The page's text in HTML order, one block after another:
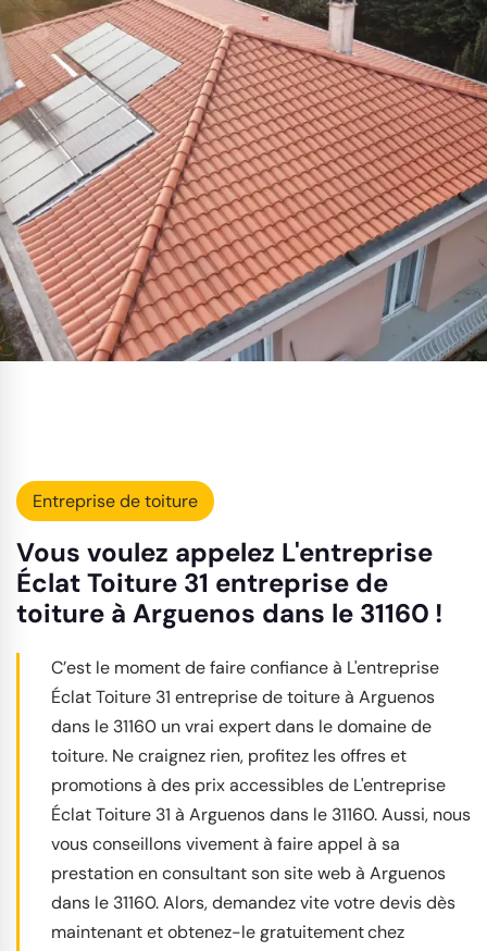
Entreprise de toiture
Vous voulez appelez L'entreprise
Éclat Toiture 31 entreprise de
toiture à Arguenos dans le 31160 !
C’est le moment de faire confiance à L'entreprise
Éclat Toiture 31 entreprise de toiture à Arguenos
dans le 31160 un vrai expert dans le domaine de
toiture. Ne craignez rien, profitez les offres et
promotions à des prix accessibles de L'entreprise
Éclat Toiture 31 à Arguenos dans le 31160. Aussi, nous
vous conseillons vivement à faire appel à sa
prestation en consultant son site web à Arguenos
dans le 31160. Alors, demandez vite votre devis dès
maintenant et obtenez-le gratuitement chez